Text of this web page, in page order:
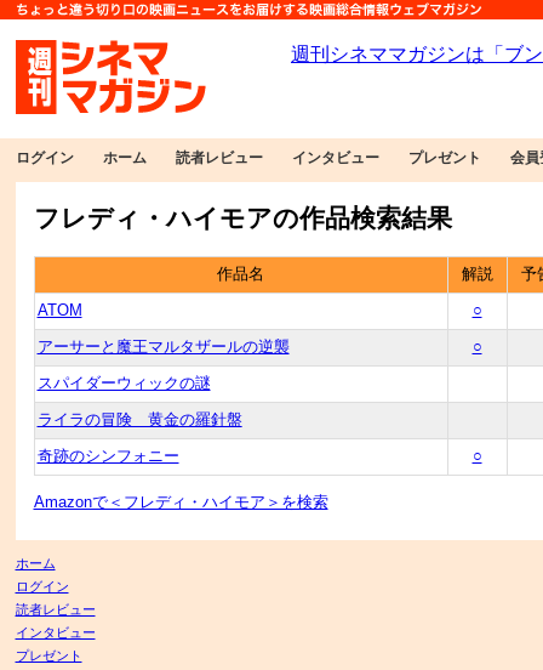
ログイン ホーム 読者レビュー インタビュー プレゼント 会員
フレディ・ハイモアの作品検索結果
作品名 解説 予
ATOM ○
アーサーと魔王マルタザールの逆襲 ○
スパイダーウィックの謎
ライラの冒険 黄金の羅針盤
奇跡のシンフォニー ○
Amazonで＜フレディ・ハイモア＞を検索
ホーム
ログイン
読者レビュー
インタビュー
プレゼント